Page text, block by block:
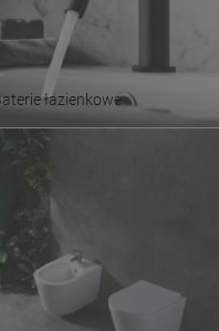
łazienkowe